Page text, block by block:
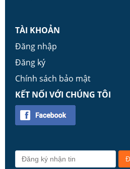
TÀI KHOẢN
Đăng nhập
Đăng ký
Chính sách bảo mật
KẾT NỐI VỚI CHÚNG TÔI